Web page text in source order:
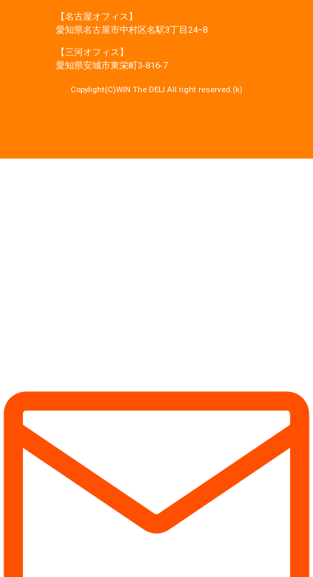
【名古屋オフィス】
愛知県名古屋市中村区名駅3丁目24−8
【三河オフィス】
愛知県安城市東栄町3‐816‐7
Copylight(C)WIN The DELI All right reserved.(k)